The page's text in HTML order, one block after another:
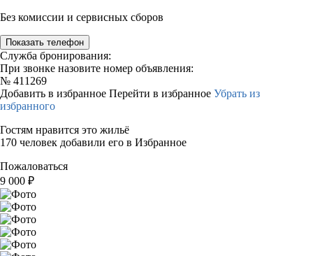
Без комиссии и сервисных сборов
Показать телефон
Служба бронирования:
При звонке назовите номер объявления:
№ 411269
Добавить в избранное Перейти в избранное Убрать из
избранного
Гостям нравится это жильё
170 человек добавили его в Избранное
Пожаловаться
9 000 ₽